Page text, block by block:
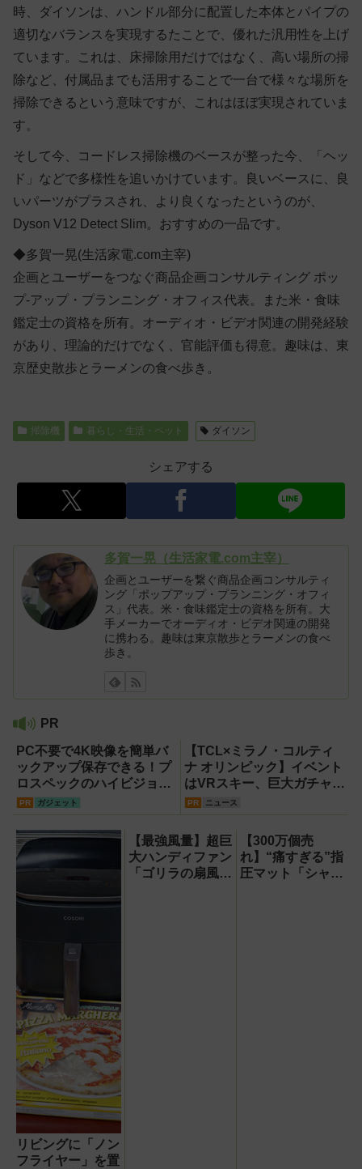
時、ダイソンは、ハンドル部分に配置した本体とパイプの
適切なバランスを実現するたことで、優れた汎用性を上げ
ています。これは、床掃除用だけではなく、高い場所の掃
除など、付属品までも活用することで一台で様々な場所を
掃除できるという意味ですが、これはほぼ実現されていま
す。
そして今、コードレス掃除機のベースが整った今、「ヘッ
ド」などで多様性を追いかけています。良いベースに、良
いパーツがプラスされ、より良くなったというのが、
Dyson V12 Detect Slim。おすすめの一品です。
◆多賀一晃(生活家電.com主宰)
企画とユーザーをつなぐ商品企画コンサルティング ポッ
プ-アップ・プランニング・オフィス代表。また米・食味
鑑定士の資格を所有。オーディオ・ビデオ関連の開発経験
があり、理論的だけでなく、官能評価も得意。趣味は、東
京歴史散歩とラーメンの食べ歩き。
掃除機 暮らし・生活・ペット ダイソン
シェアする
多賀一晃（生活家電.com主宰）
企画とユーザーを繋ぐ商品企画コンサルティ
ング「ポップアップ・プランニング・オフィ
ス」代表。米・食味鑑定士の資格を所有。大
手メーカーでオーディオ・ビデオ関連の開発
に携わる。趣味は東京散歩とラーメンの食べ
歩き。
PR
PC不要で4K映像を簡単バ
ックアップ保存できる！プ
ロスペックのハイビジョン
レコーダー『HVE705-
PR ガジェット
【TCL×ミラノ・コルティ
ナ オリンピック】イベント
はVRスキー、巨大ガチャな
どのイマーシブ体験が目白
PR ニュース
リビングに「ノン
フライヤー」を置
【最強風量】超巨
大ハンディファン
「ゴリラの扇風
【300万個売
れ】“痛すぎる”指
圧マット「シャク